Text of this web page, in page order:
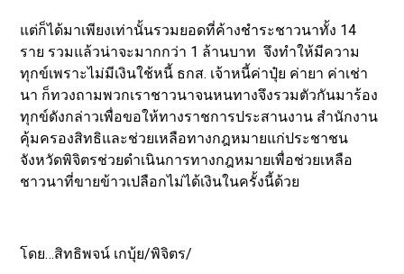
แต่ก็ได้มาเพียงเท่านั้นรวมยอดที่ค้างชำระชาวนาทั้ง 14
ราย รวมแล้วน่าจะมากกว่า 1 ล้านบาท จึงทำให้มีความ
ทุกข์เพราะไม่มีเงินใช้หนี้ ธกส. เจ้าหนี้ค่าปุ๋ย ค่ายา ค่าเช่า
นา ก็ทวงถามพวกเราชาวนาจนหนทางจึงรวมตัวกันมาร้อง
ทุกข์ดังกล่าวเพื่อขอให้ทางราชการประสานงาน สำนักงาน
คุ้มครองสิทธิและช่วยเหลือทางกฎหมายแก่ประชาชน
จังหวัดพิจิตรช่วยดำเนินการทางกฎหมายเพื่อช่วยเหลือ
ชาวนาที่ขายข้าวเปลือกไม่ได้เงินในครั้งนี้ด้วย
โดย…สิทธิพจน์ เกบุ้ย/พิจิตร/